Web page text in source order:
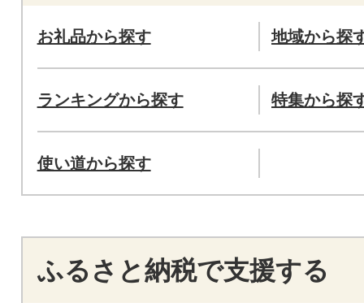
お礼品から探す 地域から探
ランキングから探す 特集から探
使い道から探す
ふるさと納税で支援する